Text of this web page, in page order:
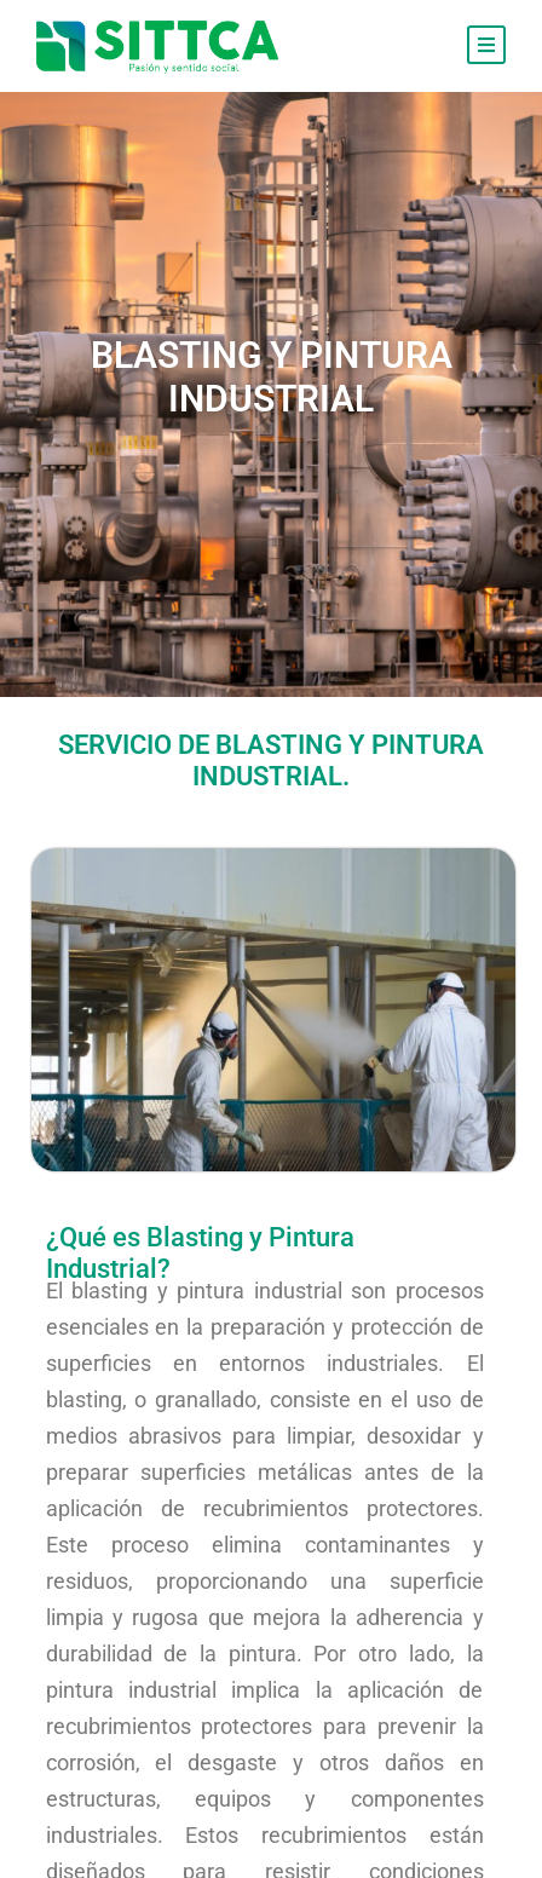
BLASTING Y PINTURA
INDUSTRIAL
SERVICIO DE BLASTING Y PINTURA
INDUSTRIAL​.
¿Qué es Blasting y Pintura
Industrial?
El blasting y pintura industrial son procesos
esenciales en la preparación y protección de
superficies en entornos industriales. El
blasting, o granallado, consiste en el uso de
medios abrasivos para limpiar, desoxidar y
preparar superficies metálicas antes de la
aplicación de recubrimientos protectores.
Este proceso elimina contaminantes y
residuos, proporcionando una superficie
limpia y rugosa que mejora la adherencia y
durabilidad de la pintura. Por otro lado, la
pintura industrial implica la aplicación de
recubrimientos protectores para prevenir la
corrosión, el desgaste y otros daños en
estructuras, equipos y componentes
industriales. Estos recubrimientos están
diseñados para resistir condiciones